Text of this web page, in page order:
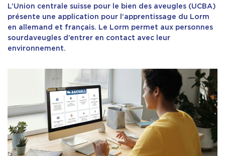
L’Union centrale suisse pour le bien des aveugles (UCBA)
présente une application pour l’apprentissage du Lorm
en allemand et français. Le Lorm permet aux personnes
sourdaveugles d’entrer en contact avec leur
environnement.